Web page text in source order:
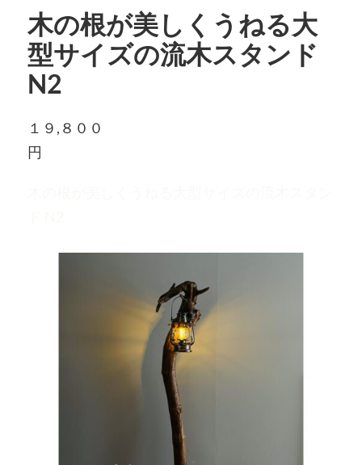
木の根が美しくうねる大
型サイズの流木スタンド
N2
１９,８００
円